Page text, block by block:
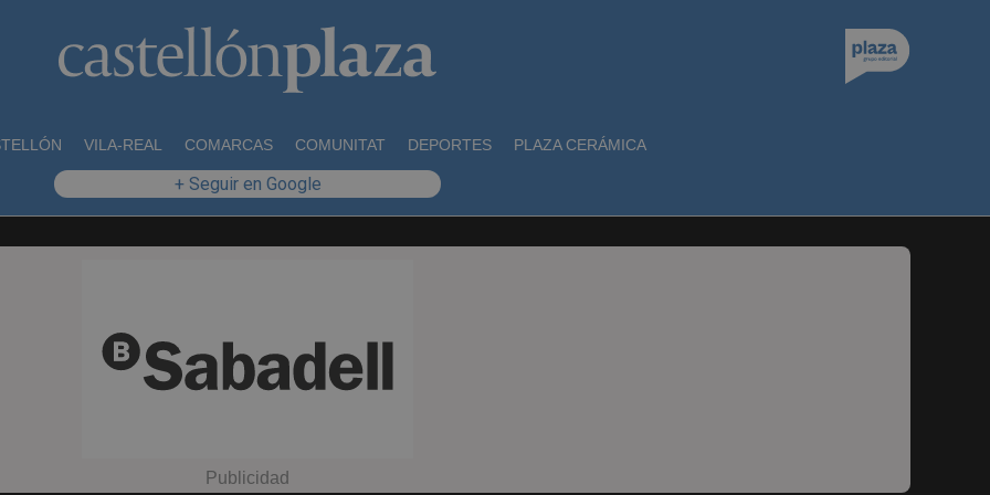
VILA-REAL COMARCAS COMUNITAT DEPORTES PLAZA CERÁMICA
+ Seguir en Google